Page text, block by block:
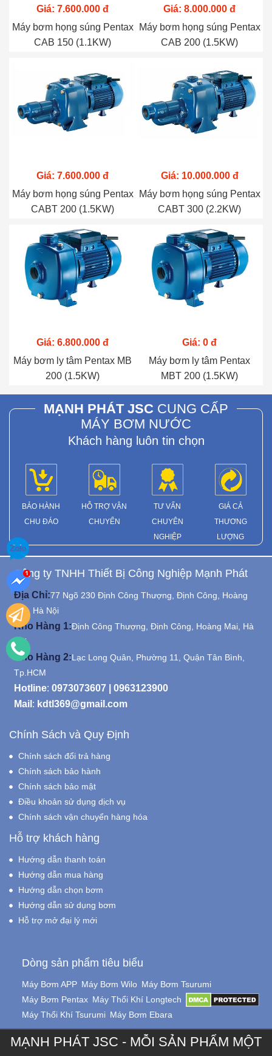
Giá: 7.600.000 đ
Máy bơm họng súng Pentax
CAB 150 (1.1KW)
Giá: 8.000.000 đ
Máy bơm họng súng Pentax
CAB 200 (1.5KW)
Giá: 7.600.000 đ
Máy bơm họng súng Pentax
CABT 200 (1.5KW)
Giá: 10.000.000 đ
Máy bơm họng súng Pentax
CABT 300 (2.2KW)
Giá: 6.800.000 đ
Máy bơm ly tâm Pentax MB
200 (1.5KW)
Giá: 0 đ
Máy bơm ly tâm Pentax
MBT 200 (1.5KW)
MẠNH PHÁT JSC CUNG CẤP
MÁY BƠM NƯỚC
Khách hàng luôn tin chọn
BẢO HÀNH
CHU ĐÁO
HỖ TRỢ VẬN
CHUYỂN
TƯ VẤN
CHUYÊN
NGHIỆP
GIÁ CẢ
THƯƠNG
LƯỢNG
Công ty TNHH Thiết Bị Công Nghiệp Mạnh Phát
Địa Chỉ:77 Ngõ 230 Định Công Thượng, Định Công, Hoàng
Mai, Hà Nội
Kho Hàng 1:Định Công Thượng, Định Công, Hoàng Mai, Hà
Nội
Kho Hàng 2:Lạc Long Quân, Phường 11, Quận Tân Bình,
Tp.HCM
Hotline: 0973073607
0963123900
Mail : kdtl369@gmail.com
Chính Sách và Quy Định
Chính sách đổi trả hàng
Chính sách bảo hành
Chính sách bảo mật
Điều khoản sử dụng dịch vụ
Chính sách vận chuyển hàng hóa
Hỗ trợ khách hàng
Hướng dẫn thanh toán
Hướng dẫn mua hàng
Hướng dẫn chọn bơm
Hướng dẫn sử dụng bơm
Hỗ trợ mở đại lý mới
Dòng sản phẩm tiêu biểu
Máy Bơm APP Máy Bơm Wilo Máy Bơm Tsurumi
Máy Bơm Pentax Máy Thổi Khí Longtech
Máy Thổi Khí Tsurumi Máy Bơm Ebara
MẠNH PHÁT JSC - MỖI SẢN PHẨM MỘT